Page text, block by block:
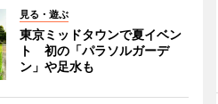
見る・遊ぶ
東京ミッドタウンで夏イベン
ト 初の「パラソルガーデ
ン」や足水も